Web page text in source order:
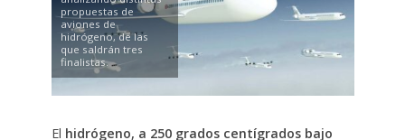
propuestas de
aviones de
hidrógeno, de las
que saldrán tres
finalistas.
El hidrógeno, a 250 grados centígrados bajo